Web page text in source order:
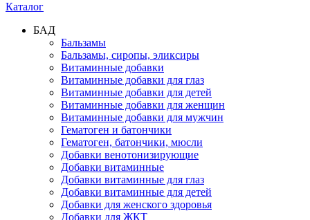
Каталог
БАД
Бальзамы
Бальзамы, сиропы, эликсиры
Витаминные добавки
Витаминные добавки для глаз
Витаминные добавки для детей
Витаминные добавки для женщин
Витаминные добавки для мужчин
Гематоген и батончики
Гематоген, батончики, мюсли
Добавки венотонизирующие
Добавки витаминные
Добавки витаминные для глаз
Добавки витаминные для детей
Добавки для женского здоровья
Добавки для ЖКТ